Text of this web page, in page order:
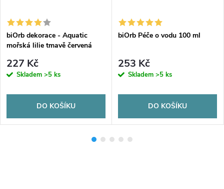
biOrb dekorace - Aquatic
mořská lilie tmavě červená
227 Kč
Skladem >5 ks
DO KOŠÍKU
biOrb Péče o vodu 100 ml
253 Kč
Skladem >5 ks
DO KOŠÍKU